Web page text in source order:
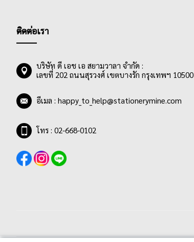
ติดต่อเรา
บริษัท ดี เอช เอ สยามวาลา จำกัด :
เลขที่ 202 ถนนสุรวงศ์ เขตบางรัก กรุงเทพฯ 10500
อีเมล : happy_to_help@stationerymine.com
โทร : 02-668-0102